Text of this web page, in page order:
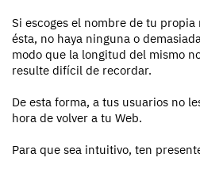
Si escoges el nombre de tu
ésta, no haya ninguna o
modo que la longitud del mismo
resulte difícil de recordar.
De esta forma, a tus usuarios no
hora de volver a tu Web.
Para que sea intuitivo, ten